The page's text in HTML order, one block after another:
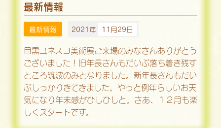
最新情報
最新情報 2021年 11月29日
目黒ユネスコ美術展ご来場のみなさんありがとう
ございました！旧年長さんもだいぶ落ち着き残す
ところ筑波のみとなりました。新年長さんもだい
ぶしっかりきてきました。やっと例年らしいお天
気になり年末感がひしひしと。さあ、１２月も楽
しくスタートです。